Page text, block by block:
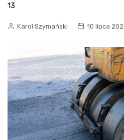
13
Karol Szymański 10 lipca